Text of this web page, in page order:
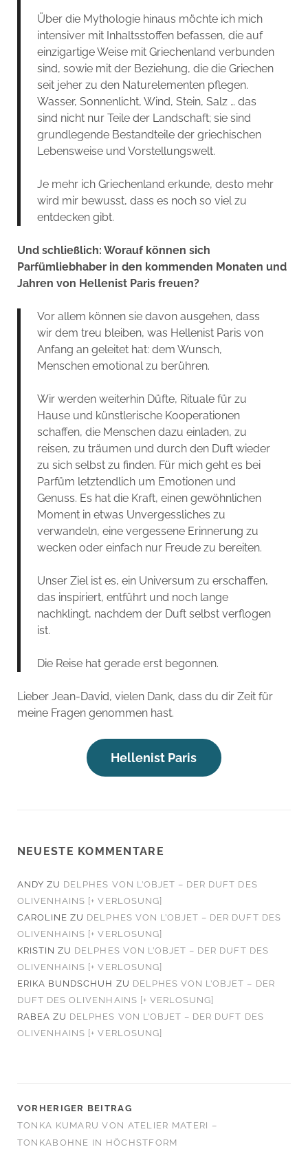
Über die Mythologie hinaus möchte ich mich
intensiver mit Inhaltsstoffen befassen, die auf
einzigartige Weise mit Griechenland verbunden
sind, sowie mit der Beziehung, die die Griechen
seit jeher zu den Naturelementen pflegen.
Wasser, Sonnenlicht, Wind, Stein, Salz … das
sind nicht nur Teile der Landschaft; sie sind
grundlegende Bestandteile der griechischen
Lebensweise und Vorstellungswelt.
Je mehr ich Griechenland erkunde, desto mehr
wird mir bewusst, dass es noch so viel zu
entdecken gibt.
Und schließlich: Worauf können sich
Parfümliebhaber in den kommenden Monaten und
Jahren von Hellenist Paris freuen?
Vor allem können sie davon ausgehen, dass
wir dem treu bleiben, was Hellenist Paris von
Anfang an geleitet hat: dem Wunsch,
Menschen emotional zu berühren.
Wir werden weiterhin Düfte, Rituale für zu
Hause und künstlerische Kooperationen
schaffen, die Menschen dazu einladen, zu
reisen, zu träumen und durch den Duft wieder
zu sich selbst zu finden. Für mich geht es bei
Parfüm letztendlich um Emotionen und
Genuss. Es hat die Kraft, einen gewöhnlichen
Moment in etwas Unvergessliches zu
verwandeln, eine vergessene Erinnerung zu
wecken oder einfach nur Freude zu bereiten.
Unser Ziel ist es, ein Universum zu erschaffen,
das inspiriert, entführt und noch lange
nachklingt, nachdem der Duft selbst verflogen
ist.
Die Reise hat gerade erst begonnen.
Lieber Jean-David, vielen Dank, dass du dir Zeit für
meine Fragen genommen hast.
Hellenist Paris
NEUESTE KOMMENTARE
ANDY ZU DELPHES VON L’OBJET – DER DUFT DES
OLIVENHAINS [+ VERLOSUNG]
CAROLINE ZU DELPHES VON L’OBJET – DER DUFT DES
OLIVENHAINS [+ VERLOSUNG]
KRISTIN ZU DELPHES VON L’OBJET – DER DUFT DES
OLIVENHAINS [+ VERLOSUNG]
ERIKA BUNDSCHUH ZU DELPHES VON L’OBJET – DER
DUFT DES OLIVENHAINS [+ VERLOSUNG]
RABEA ZU DELPHES VON L’OBJET – DER DUFT DES
OLIVENHAINS [+ VERLOSUNG]
VORHERIGER BEITRAG
TONKA KUMARU VON ATELIER MATERI –
TONKABOHNE IN HÖCHSTFORM